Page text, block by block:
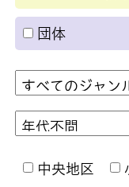
団体
中央地区